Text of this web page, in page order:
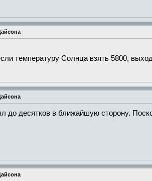
температуру Солнца взять 5800,
до десятков в ближайшую сторону.